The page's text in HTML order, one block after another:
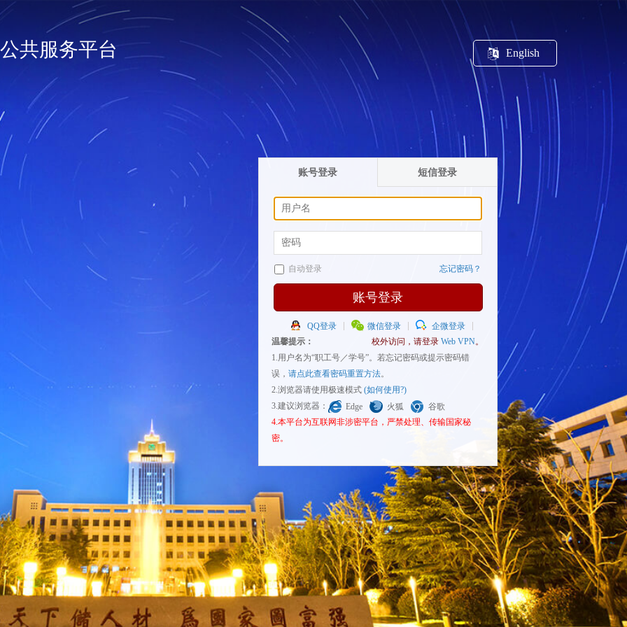
共服务平台 English
账号登录 短信登录
自动登录 忘记密码？
账号登录
QQ登录 微信登录
企微登录
温馨提示：
校外访问，请登录 Web VPN。
1.用户名为“职工号／学号”。若忘记密码或提示密码错
误， 请点此查看密码重置方法。
2.浏览器请使用极速模式 (如何使用?)
3.建议浏览器：
Edge 火狐
谷歌
4.本平台为互联网非涉密平台，严禁处理、传输国家秘
密。